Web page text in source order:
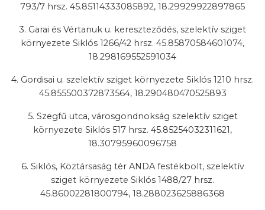
793/7 hrsz. 45.85114333085892, 18.29929922897865
3. Garai és Vértanuk u. kereszteződés, szelektív sziget
környezete Siklós 1266/42 hrsz. 45.85870584601074,
18.298169552591034
4. Gordisai u. szelektív sziget környezete Siklós 1210 hrsz.
45.855500372873564, 18.290480470525893
5. Szegfű utca, városgondnokság szelektív sziget
környezete Siklós 517 hrsz. 45.85254032311621,
18.30795960096758
6. Siklós, Köztársaság tér ANDA festékbolt, szelektív
sziget környezete Siklós 1488/27 hrsz.
45.86002281800794, 18.288023625886368